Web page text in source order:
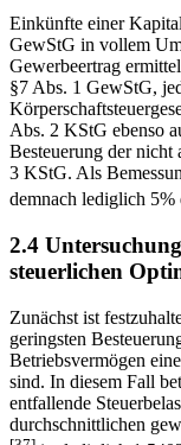
Einkünfte einer
GewStG in vollem
Gewerbeertrag
§7 Abs. 1 GewStG,
Abs. 2 KStG ebenso
Besteuerung der nicht
3 KStG. Als
demnach lediglich 5%
2.4
steuerlichen
Zunächst ist
geringsten
Betriebsvermögen
sind. In diesem Fall
entfallende
durchschnittlichen